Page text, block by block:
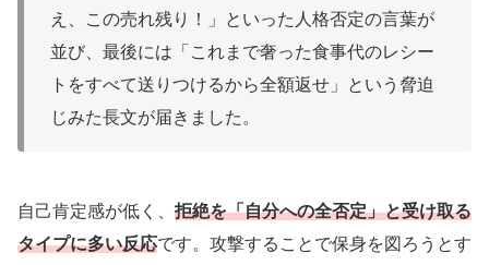
え、この売れ残り！」といった人格否定の言葉が
並び、最後には「これまで奢った食事代のレシー
トをすべて送りつけるから全額返せ」という脅迫
じみた長文が届きました。
自己肯定感が低く、 拒絶を「自分への全否定」と受け取る
タイプに多い反応です。攻撃することで保身を図ろうとす